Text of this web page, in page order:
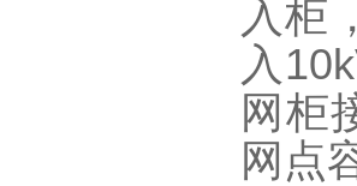
入柜
入
网柜
网点